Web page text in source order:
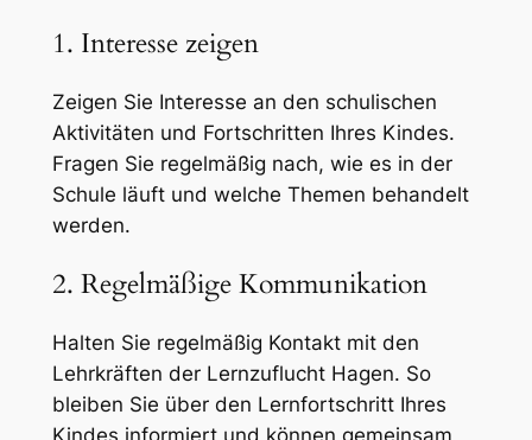
1. Interesse zeigen
Zeigen Sie Interesse an den schulischen
Aktivitäten und Fortschritten Ihres Kindes.
Fragen Sie regelmäßig nach, wie es in der
Schule läuft und welche Themen behandelt
werden.
2. Regelmäßige Kommunikation
Halten Sie regelmäßig Kontakt mit den
Lehrkräften der Lernzuflucht Hagen. So
bleiben Sie über den Lernfortschritt Ihres